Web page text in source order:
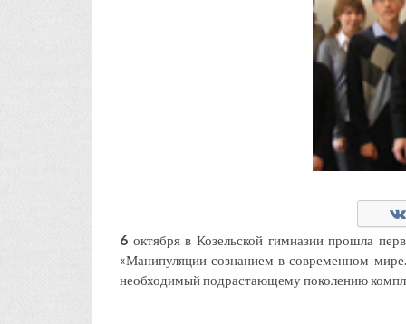
6 октября в Козельской гимназии прошла
«Манипуляции сознанием в современном
необходимый подрастающему поколению